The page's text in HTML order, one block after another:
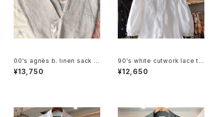
00's agnès b. linen sack st
raight leg Pants
¥13,750
90's white cutwork lace tri
mmed cotton Blouse
¥12,650